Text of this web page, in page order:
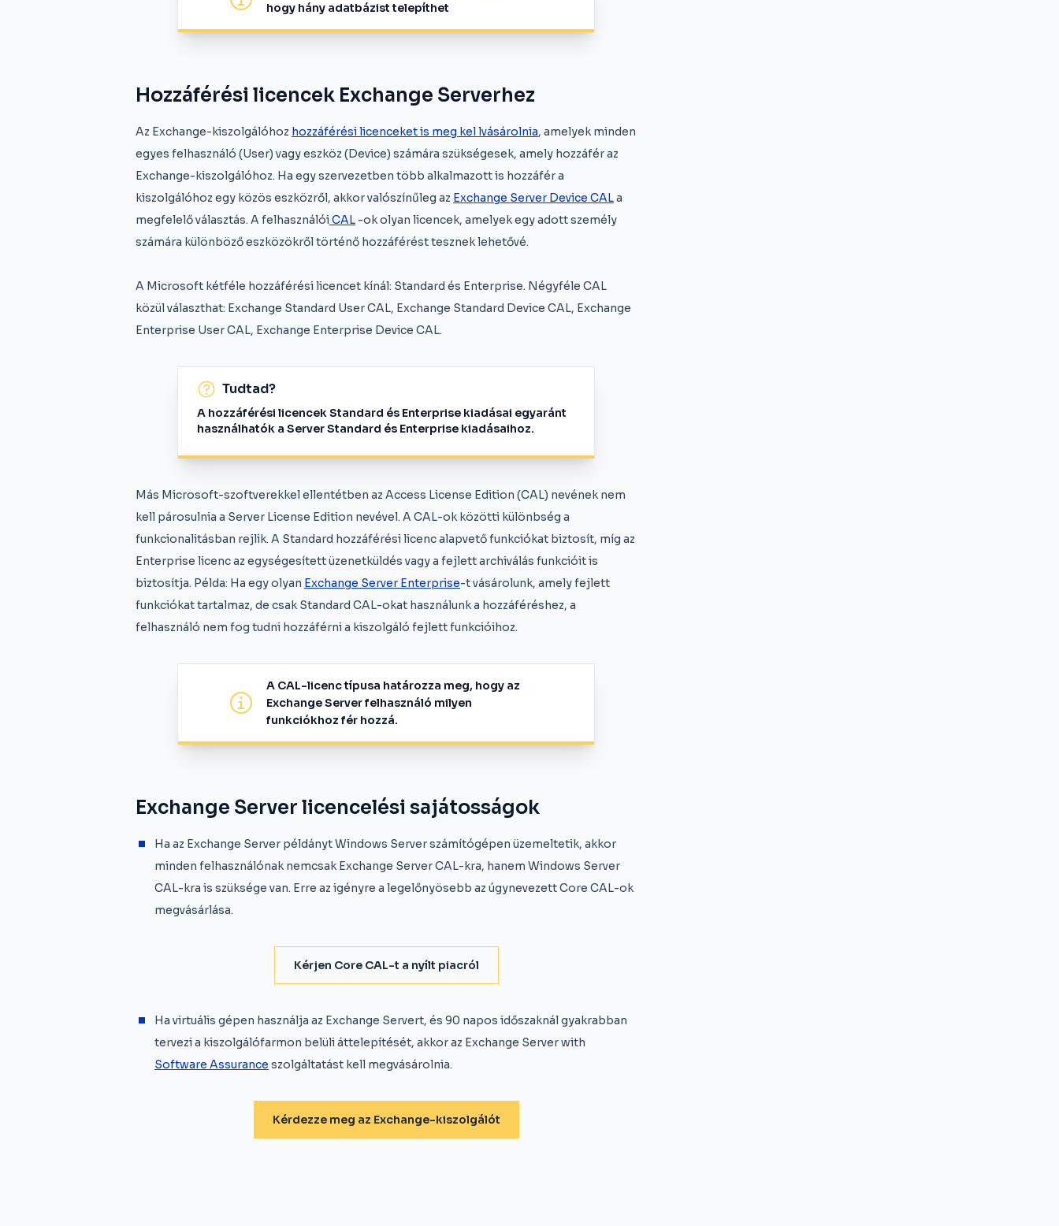
hogy hány adatbázist telepíthet
Hozzáférési licencek Exchange Serverhez
Az Exchange-kiszolgálóhoz hozzáférési licenceket is meg kel lvásárolnia, amelyek minden
egyes felhasználó (User) vagy eszköz (Device) számára szükségesek, amely hozzáfér az
Exchange-kiszolgálóhoz. Ha egy szervezetben több alkalmazott is hozzáfér a
kiszolgálóhoz egy közös eszközről, akkor valószínűleg az Exchange Server Device CALa
megfelelő választás. A felhasználóiCAL -ok olyan licencek, amelyek egy adott személy
számára különböző eszközökről történő hozzáférést tesznek lehetővé.
A Microsoft kétféle hozzáférési licencet kínál: Standard és Enterprise. Négyféle CAL
közül választhat: Exchange Standard User CAL, Exchange Standard Device CAL, Exchange
Enterprise User CAL, Exchange Enterprise Device CAL.
Tudtad?
A hozzáférési licencek Standard és Enterprise kiadásai egyaránt
használhatók a Server Standard és Enterprise kiadásaihoz.
Más Microsoft-szoftverekkel ellentétben az Access License Edition (CAL) nevének nem
kell párosulnia a Server License Edition nevével. A CAL-ok közötti különbség a
funkcionalitásban rejlik. A Standard hozzáférési licenc alapvető funkciókat biztosít, míg az
Enterprise licenc az egységesített üzenetküldés vagy a fejlett archiválás funkcióit is
biztosítja. Példa: Ha egy olyan Exchange Server Enterprise-t vásárolunk, amely fejlett
funkciókat tartalmaz, de csak Standard CAL-okat használunk a hozzáféréshez, a
felhasználó nem fog tudni hozzáférni a kiszolgáló fejlett funkcióihoz.
A CAL-licenc típusa határozza meg, hogy az
Exchange Server felhasználó milyen
funkciókhoz fér hozzá.
Exchange Server licencelési sajátosságok
Ha az Exchange Server példányt Windows Server számítógépen üzemeltetik, akkor
minden felhasználónak nemcsak Exchange Server CAL-kra, hanem Windows Server
CAL-kra is szüksége van. Erre az igényre a legelőnyösebb az úgynevezett Core CAL-ok
megvásárlása.
Kérjen Core CAL-t a nyílt piacról
Ha virtuális gépen használja az Exchange Servert, és 90 napos időszaknál gyakrabban
tervezi a kiszolgálófarmon belüli áttelepítését, akkor az Exchange Server with
Software Assurance szolgáltatást kell megvásárolnia.
Kérdezze meg az Exchange-kiszolgálót